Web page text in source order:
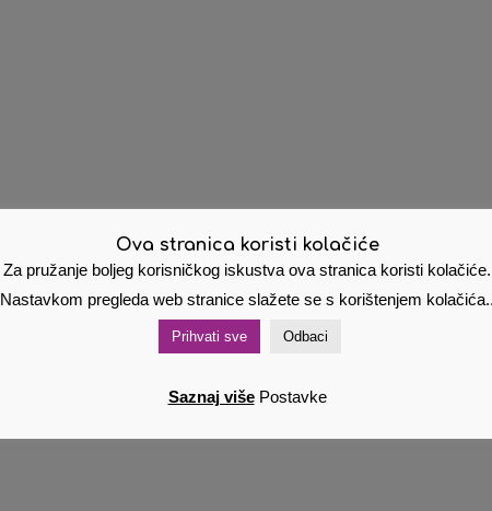
Ova stranica koristi kolačiće
Za pružanje boljeg korisničkog iskustva ova stranica koristi kolačiće.
Nastavkom pregleda web stranice slažete se s korištenjem
Prihvati sve Odbaci
Saznaj više Postavke